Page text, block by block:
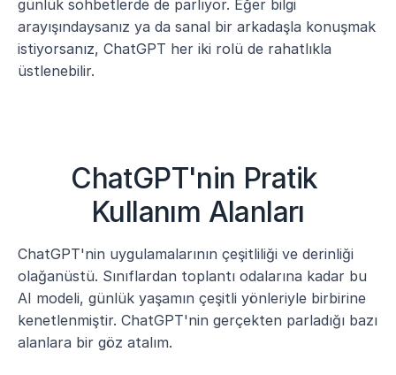
günlük sohbetlerde de parlıyor. Eğer bilgi
arayışındaysanız ya da sanal bir arkadaşla konuşmak
istiyorsanız, ChatGPT her iki rolü de rahatlıkla
üstlenebilir.
ChatGPT'nin Pratik
Kullanım Alanları
ChatGPT'nin uygulamalarının çeşitliliği ve derinliği
olağanüstü. Sınıflardan toplantı odalarına kadar bu
AI modeli, günlük yaşamın çeşitli yönleriyle birbirine
kenetlenmiştir. ChatGPT'nin gerçekten parladığı bazı
alanlara bir göz atalım.